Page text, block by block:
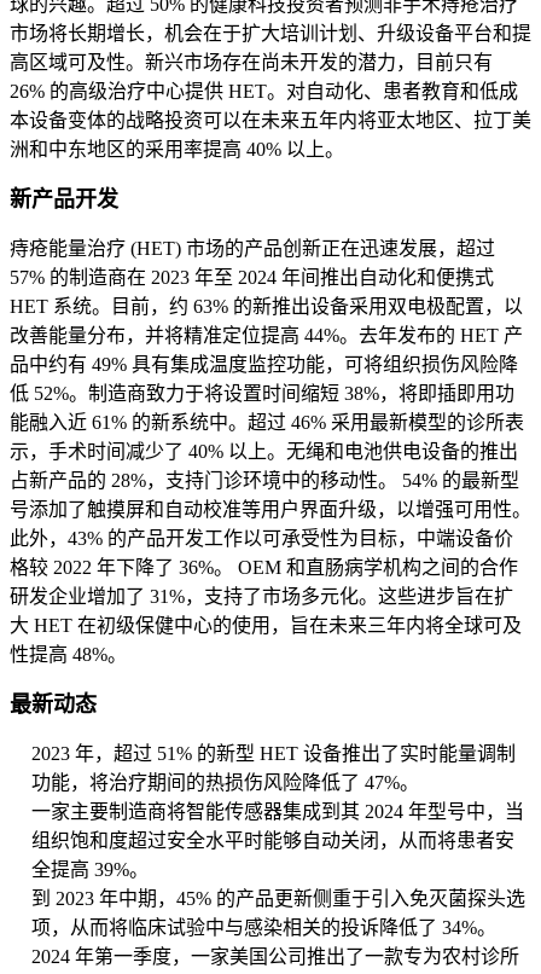
球的兴趣。超过 50% 的健康科技投资者预测非手术痔疮治疗
市场将长期增长，机会在于扩大培训计划、升级设备平台和提
高区域可及性。新兴市场存在尚未开发的潜力，目前只有
26% 的高级治疗中心提供 HET。对自动化、患者教育和低成
本设备变体的战略投资可以在未来五年内将亚太地区、拉丁美
洲和中东地区的采用率提高 40% 以上。
新产品开发
痔疮能量治疗 (HET) 市场的产品创新正在迅速发展，超过
57% 的制造商在 2023 年至 2024 年间推出自动化和便携式
HET 系统。目前，约 63% 的新推出设备采用双电极配置，以
改善能量分布，并将精准定位提高 44%。去年发布的 HET 产
品中约有 49% 具有集成温度监控功能，可将组织损伤风险降
低 52%。制造商致力于将设置时间缩短 38%，将即插即用功
能融入近 61% 的新系统中。超过 46% 采用最新模型的诊所表
示，手术时间减少了 40% 以上。无绳和电池供电设备的推出
占新产品的 28%，支持门诊环境中的移动性。 54% 的最新型
号添加了触摸屏和自动校准等用户界面升级，以增强可用性。
此外，43% 的产品开发工作以可承受性为目标，中端设备价
格较 2022 年下降了 36%。 OEM 和直肠病学机构之间的合作
研发企业增加了 31%，支持了市场多元化。这些进步旨在扩
大 HET 在初级保健中心的使用，旨在未来三年内将全球可及
性提高 48%。
最新动态
2023 年，超过 51% 的新型 HET 设备推出了实时能量调制
功能，将治疗期间的热损伤风险降低了 47%。
一家主要制造商将智能传感器集成到其 2024 年型号中，当
组织饱和度超过安全水平时能够自动关闭，从而将患者安
全提高 39%。
到 2023 年中期，45% 的产品更新侧重于引入免灭菌探头选
项，从而将临床试验中与感染相关的投诉降低了 34%。
2024 年第一季度，一家美国公司推出了一款专为农村诊所